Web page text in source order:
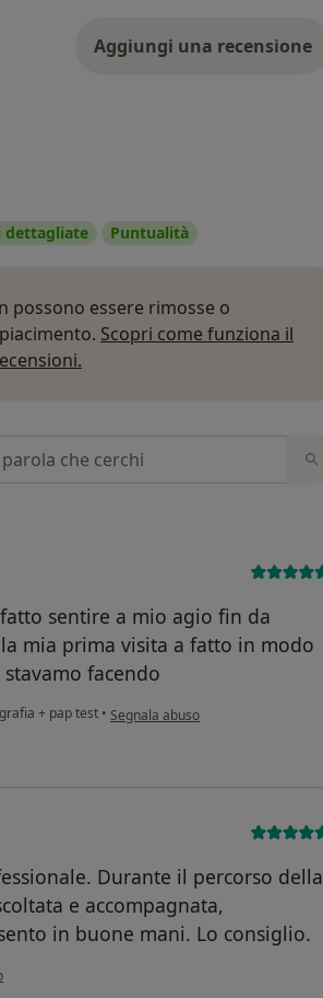
Aggiungi una recensione
dettagliate Puntualità
possono essere rimosse o
Scopri come funziona il
recensioni
sentire a mio agio fin da
mia prima visita a fatto in modo
facendo
+ pap test • secondo l'opinione dell'utente M.D
Segnala abuso
Durante il percorso della
e accompagnata,
in buone mani. Lo consiglio.
dell'utente Sara